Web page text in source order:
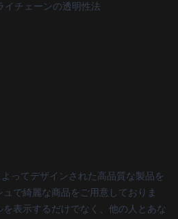
イチェーンの透明性法
ってデザインされた高品質な製品を
で綺麗な商品をご用意しておりま
表示するだけでなく、他の人とあな